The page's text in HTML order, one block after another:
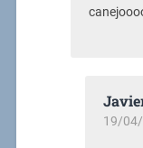
19/04/